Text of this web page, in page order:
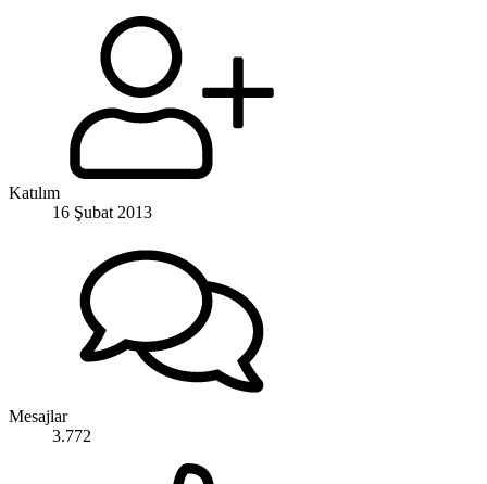
Katılım
16 Şubat 2013
Mesajlar
3.772